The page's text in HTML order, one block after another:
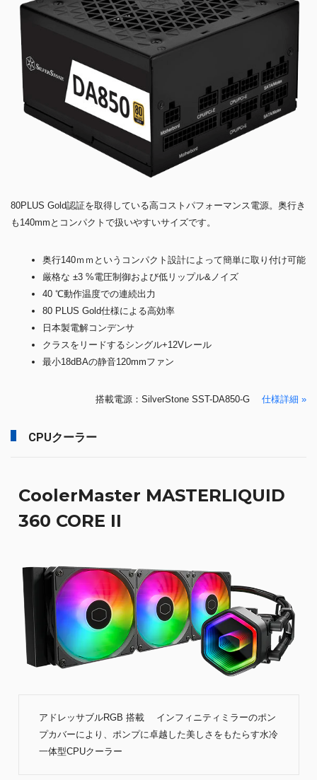
80PLUS Gold認証を取得している高コストパフォーマンス電源。奥行き
も140mmとコンパクトで扱いやすいサイズです。
奥行140ｍｍというコンパクト設計によって簡単に取り付け可能
厳格な ±3 %電圧制御および低リップル&ノイズ
40 ℃動作温度での連続出力
80 PLUS Gold仕様による高効率
日本製電解コンデンサ
クラスをリードするシングル+12Vレール
最小18dBAの静音120mmファン
搭載電源：SilverStone SST-DA850-G 仕様詳細 »
CPUクーラー
CoolerMaster MASTERLIQUID
360 CORE II
アドレッサブルRGB 搭載 インフィニティミラーのポン
プカバーにより、ポンプに卓越した美しさをもたらす水冷
一体型CPUクーラー